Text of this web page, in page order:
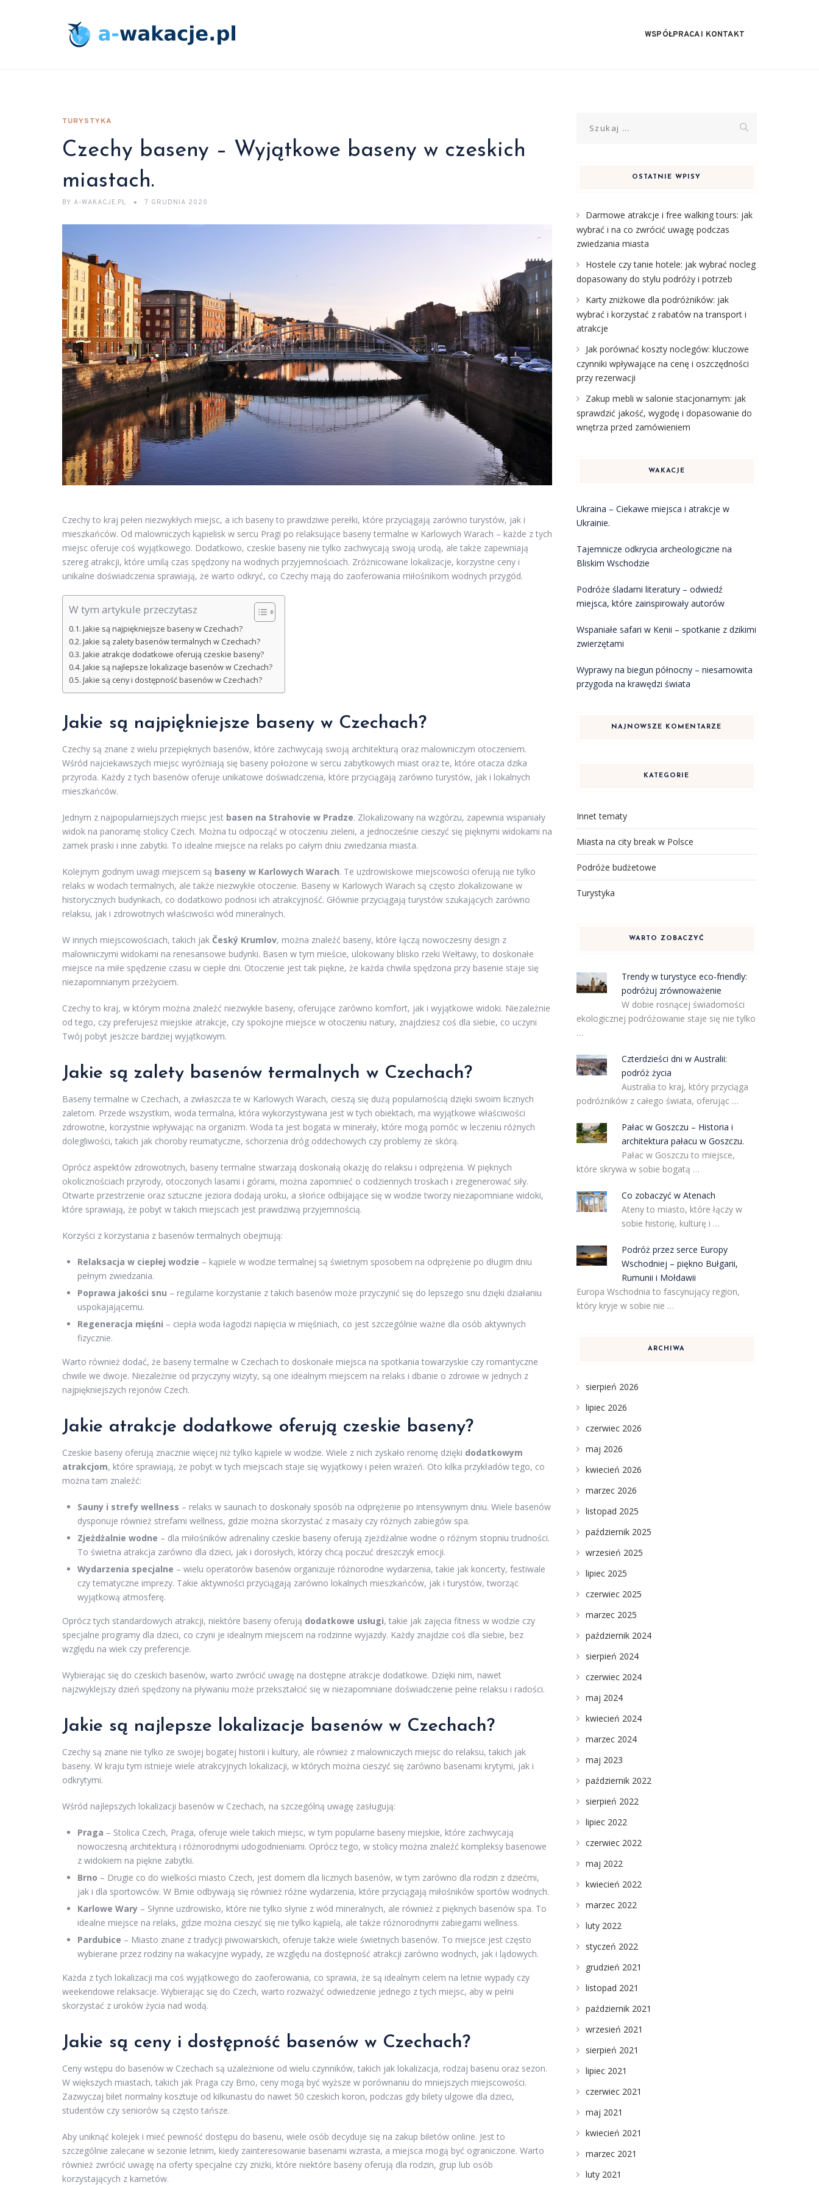
WSPÓŁPRACA I KONTAKT
TURYSTYKA
Czechy baseny – Wyjątkowe baseny w czeskich
miastach.
BY A-WAKACJE.PL 7 GRUDNIA 2020
Czechy to kraj pełen niezwykłych miejsc, a ich baseny to prawdziwe perełki, które przyciągają zarówno turystów, jak i
mieszkańców. Od malowniczych kąpielisk w sercu Pragi po relaksujące baseny termalne w Karlowych Warach – każde z tych
miejsc oferuje coś wyjątkowego. Dodatkowo, czeskie baseny nie tylko zachwycają swoją urodą, ale także zapewniają
szereg atrakcji, które umilą czas spędzony na wodnych przyjemnościach. Zróżnicowane lokalizacje, korzystne ceny i
unikalne doświadczenia sprawiają, że warto odkryć, co Czechy mają do zaoferowania miłośnikom wodnych przygód.
W tym artykule przeczytasz
Jakie są najpiękniejsze baseny w Czechach?
Jakie są zalety basenów termalnych w Czechach?
Jakie atrakcje dodatkowe oferują czeskie baseny?
Jakie są najlepsze lokalizacje basenów w Czechach?
Jakie są ceny i dostępność basenów w Czechach?
Jakie są najpiękniejsze baseny w Czechach?
Czechy są znane z wielu przepięknych basenów, które zachwycają swoją architekturą oraz malowniczym otoczeniem.
Wśród najciekawszych miejsc wyróżniają się baseny położone w sercu zabytkowych miast oraz te, które otacza dzika
przyroda. Każdy z tych basenów oferuje unikatowe doświadczenia, które przyciągają zarówno turystów, jak i lokalnych
mieszkańców.
Jednym z najpopularniejszych miejsc jest basen na Strahovie w Pradze. Zlokalizowany na wzgórzu, zapewnia wspaniały
widok na panoramę stolicy Czech. Można tu odpocząć w otoczeniu zieleni, a jednocześnie cieszyć się pięknymi widokami na
zamek praski i inne zabytki. To idealne miejsce na relaks po całym dniu zwiedzania miasta.
Kolejnym godnym uwagi miejscem są baseny w Karlowych Warach. Te uzdrowiskowe miejscowości oferują nie tylko
relaks w wodach termalnych, ale także niezwykłe otoczenie. Baseny w Karlowych Warach są często zlokalizowane w
historycznych budynkach, co dodatkowo podnosi ich atrakcyjność. Głównie przyciągają turystów szukających zarówno
relaksu, jak i zdrowotnych właściwości wód mineralnych.
W innych miejscowościach, takich jak Český Krumlov, można znaleźć baseny, które łączą nowoczesny design z
malowniczymi widokami na renesansowe budynki. Basen w tym mieście, ulokowany blisko rzeki Wełtawy, to doskonałe
miejsce na miłe spędzenie czasu w ciepłe dni. Otoczenie jest tak piękne, że każda chwila spędzona przy basenie staje się
niezapomnianym przeżyciem.
Czechy to kraj, w którym można znaleźć niezwykłe baseny, oferujące zarówno komfort, jak i wyjątkowe widoki. Niezależnie
od tego, czy preferujesz miejskie atrakcje, czy spokojne miejsce w otoczeniu natury, znajdziesz coś dla siebie, co uczyni
Twój pobyt jeszcze bardziej wyjątkowym.
Jakie są zalety basenów termalnych w Czechach?
Baseny termalne w Czechach, a zwłaszcza te w Karlowych Warach, cieszą się dużą popularnością dzięki swoim licznych
zaletom. Przede wszystkim, woda termalna, która wykorzystywana jest w tych obiektach, ma wyjątkowe właściwości
zdrowotne, korzystnie wpływając na organizm. Woda ta jest bogata w minerały, które mogą pomóc w leczeniu różnych
dolegliwości, takich jak choroby reumatyczne, schorzenia dróg oddechowych czy problemy ze skórą.
Oprócz aspektów zdrowotnych, baseny termalne stwarzają doskonałą okazję do relaksu i odprężenia. W pięknych
okolicznościach przyrody, otoczonych lasami i górami, można zapomnieć o codziennych troskach i zregenerować siły.
Otwarte przestrzenie oraz sztuczne jeziora dodają uroku, a słońce odbijające się w wodzie tworzy niezapomniane widoki,
które sprawiają, że pobyt w takich miejscach jest prawdziwą przyjemnością.
Korzyści z korzystania z basenów termalnych obejmują:
Relaksacja w ciepłej wodzie – kąpiele w wodzie termalnej są świetnym sposobem na odprężenie po długim dniu
pełnym zwiedzania.
Poprawa jakości snu – regularne korzystanie z takich basenów może przyczynić się do lepszego snu dzięki działaniu
uspokajającemu.
Regeneracja mięśni – ciepła woda łagodzi napięcia w mięśniach, co jest szczególnie ważne dla osób aktywnych
fizycznie.
Warto również dodać, że baseny termalne w Czechach to doskonałe miejsca na spotkania towarzyskie czy romantyczne
chwile we dwoje. Niezależnie od przyczyny wizyty, są one idealnym miejscem na relaks i dbanie o zdrowie w jednych z
najpiękniejszych rejonów Czech.
Jakie atrakcje dodatkowe oferują czeskie baseny?
Czeskie baseny oferują znacznie więcej niż tylko kąpiele w wodzie. Wiele z nich zyskało renomę dzięki dodatkowym
atrakcjom, które sprawiają, że pobyt w tych miejscach staje się wyjątkowy i pełen wrażeń. Oto kilka przykładów tego, co
można tam znaleźć:
Sauny i strefy wellness – relaks w saunach to doskonały sposób na odprężenie po intensywnym dniu. Wiele basenów
dysponuje również strefami wellness, gdzie można skorzystać z masaży czy różnych zabiegów spa.
Zjeżdżalnie wodne – dla miłośników adrenaliny czeskie baseny oferują zjeżdżalnie wodne o różnym stopniu trudności.
To świetna atrakcja zarówno dla dzieci, jak i dorosłych, którzy chcą poczuć dreszczyk emocji.
Wydarzenia specjalne – wielu operatorów basenów organizuje różnorodne wydarzenia, takie jak koncerty, festiwale
czy tematyczne imprezy. Takie aktywności przyciągają zarówno lokalnych mieszkańców, jak i turystów, tworząc
wyjątkową atmosferę.
Oprócz tych standardowych atrakcji, niektóre baseny oferują dodatkowe usługi, takie jak zajęcia fitness w wodzie czy
specjalne programy dla dzieci, co czyni je idealnym miejscem na rodzinne wyjazdy. Każdy znajdzie coś dla siebie, bez
względu na wiek czy preferencje.
Wybierając się do czeskich basenów, warto zwrócić uwagę na dostępne atrakcje dodatkowe. Dzięki nim, nawet
najzwyklejszy dzień spędzony na pływaniu może przekształcić się w niezapomniane doświadczenie pełne relaksu i radości.
Jakie są najlepsze lokalizacje basenów w Czechach?
Czechy są znane nie tylko ze swojej bogatej historii i kultury, ale również z malowniczych miejsc do relaksu, takich jak
baseny. W kraju tym istnieje wiele atrakcyjnych lokalizacji, w których można cieszyć się zarówno basenami krytymi, jak i
odkrytymi.
Wśród najlepszych lokalizacji basenów w Czechach, na szczególną uwagę zasługują:
Praga – Stolica Czech, Praga, oferuje wiele takich miejsc, w tym popularne baseny miejskie, które zachwycają
nowoczesną architekturą i różnorodnymi udogodnieniami. Oprócz tego, w stolicy można znaleźć kompleksy basenowe
z widokiem na piękne zabytki.
Brno – Drugie co do wielkości miasto Czech, jest domem dla licznych basenów, w tym zarówno dla rodzin z dziećmi,
jak i dla sportowców. W Brnie odbywają się również różne wydarzenia, które przyciągają miłośników sportów wodnych.
Karlowe Wary – Słynne uzdrowisko, które nie tylko słynie z wód mineralnych, ale również z pięknych basenów spa. To
idealne miejsce na relaks, gdzie można cieszyć się nie tylko kąpielą, ale także różnorodnymi zabiegami wellness.
Pardubice – Miasto znane z tradycji piwowarskich, oferuje także wiele świetnych basenów. To miejsce jest często
wybierane przez rodziny na wakacyjne wypady, ze względu na dostępność atrakcji zarówno wodnych, jak i lądowych.
Każda z tych lokalizacji ma coś wyjątkowego do zaoferowania, co sprawia, że są idealnym celem na letnie wypady czy
weekendowe relaksacje. Wybierając się do Czech, warto rozważyć odwiedzenie jednego z tych miejsc, aby w pełni
skorzystać z uroków życia nad wodą.
Jakie są ceny i dostępność basenów w Czechach?
Ceny wstępu do basenów w Czechach są uzależnione od wielu czynników, takich jak lokalizacja, rodzaj basenu oraz sezon.
W większych miastach, takich jak Praga czy Brno, ceny mogą być wyższe w porównaniu do mniejszych miejscowości.
Zazwyczaj bilet normalny kosztuje od kilkunastu do nawet 50 czeskich koron, podczas gdy bilety ulgowe dla dzieci,
studentów czy seniorów są często tańsze.
Aby uniknąć kolejek i mieć pewność dostępu do basenu, wiele osób decyduje się na zakup biletów online. Jest to
szczególnie zalecane w sezonie letnim, kiedy zainteresowanie basenami wzrasta, a miejsca mogą być ograniczone. Warto
również zwrócić uwagę na oferty specjalne czy zniżki, które niektóre baseny oferują dla rodzin, grup lub osób
korzystających z karnetów.
OSTATNIE WPISY
Darmowe atrakcje i free walking tours: jak
wybrać i na co zwrócić uwagę podczas
zwiedzania miasta
Hostele czy tanie hotele: jak wybrać nocleg
dopasowany do stylu podróży i potrzeb
Karty zniżkowe dla podróżników: jak
wybrać i korzystać z rabatów na transport i
atrakcje
Jak porównać koszty noclegów: kluczowe
czynniki wpływające na cenę i oszczędności
przy rezerwacji
Zakup mebli w salonie stacjonarnym: jak
sprawdzić jakość, wygodę i dopasowanie do
wnętrza przed zamówieniem
WAKACJE
Ukraina – Ciekawe miejsca i atrakcje w
Ukrainie.
Tajemnicze odkrycia archeologiczne na
Bliskim Wschodzie
Podróże śladami literatury – odwiedź
miejsca, które zainspirowały autorów
Wspaniałe safari w Kenii – spotkanie z dzikimi
zwierzętami
Wyprawy na biegun północny – niesamowita
przygoda na krawędzi świata
NAJNOWSZE KOMENTARZE
KATEGORIE
Innet tematy
Miasta na city break w Polsce
Podróże budżetowe
Turystyka
WARTO ZOBACZYĆ
Trendy w turystyce eco-friendly:
podróżuj zrównoważenie
W dobie rosnącej świadomości
ekologicznej podróżowanie staje się nie tylko
…
Czterdzieści dni w Australii:
podróż życia
Australia to kraj, który przyciąga
podróżników z całego świata, oferując …
Pałac w Goszczu – Historia i
architektura pałacu w Goszczu.
Pałac w Goszczu to miejsce,
które skrywa w sobie bogatą …
Co zobaczyć w Atenach
Ateny to miasto, które łączy w
sobie historię, kulturę i …
Podróż przez serce Europy
Wschodniej – piękno Bułgarii,
Rumunii i Mołdawii
Europa Wschodnia to fascynujący region,
który kryje w sobie nie …
ARCHIWA
sierpień 2026
lipiec 2026
czerwiec 2026
maj 2026
kwiecień 2026
marzec 2026
listopad 2025
październik 2025
wrzesień 2025
lipiec 2025
czerwiec 2025
marzec 2025
październik 2024
sierpień 2024
czerwiec 2024
maj 2024
kwiecień 2024
marzec 2024
maj 2023
październik 2022
sierpień 2022
lipiec 2022
czerwiec 2022
maj 2022
kwiecień 2022
marzec 2022
luty 2022
styczeń 2022
grudzień 2021
listopad 2021
październik 2021
wrzesień 2021
sierpień 2021
lipiec 2021
czerwiec 2021
maj 2021
kwiecień 2021
marzec 2021
luty 2021